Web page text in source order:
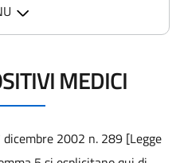
MEDICI
2002 n. 289 [Legge